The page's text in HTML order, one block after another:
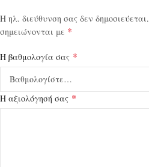
Η ηλ. διεύθυνση σας δεν δημοσιεύεται.
σημειώνονται με *
Η βαθμολογία σας *
Η αξιολόγησή σας *